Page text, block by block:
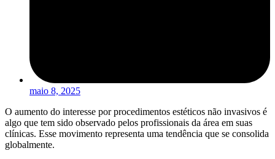
maio 8, 2025
O aumento do interesse por procedimentos estéticos não invasivos é
algo que tem sido observado pelos profissionais da área em suas
clínicas. Esse movimento representa uma tendência que se consolida
globalmente.